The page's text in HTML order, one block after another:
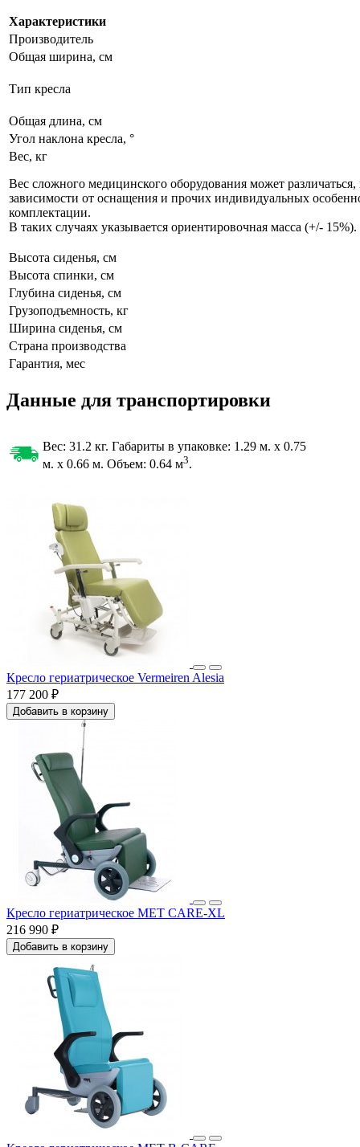
Характеристики
Производитель
Общая ширина, см
Тип кресла
Общая длина, см
Угол наклона кресла, °
Вес, кг
Вес сложного медицинского оборудования может различаться,
зависимости от оснащения и прочих индивидуальных
комплектации.
В таких случаях указывается ориентировочная масса (+/- 15%).
Высота сиденья, см
Высота спинки, см
Глубина сиденья, см
Грузоподъемность, кг
Ширина сиденья, см
Страна производства
Гарантия, мес
Данные для транспортировки
Вес: 31.2 кг. Габариты в упаковке: 1.29 м. x 0.75
м. x 0.66 м. Объем: 0.64 м3.
Кресло гериатрическое Vermeiren Alesia
177 200 ₽
Добавить в корзину
Кресло гериатрическое MET CARE-XL
216 990 ₽
Добавить в корзину